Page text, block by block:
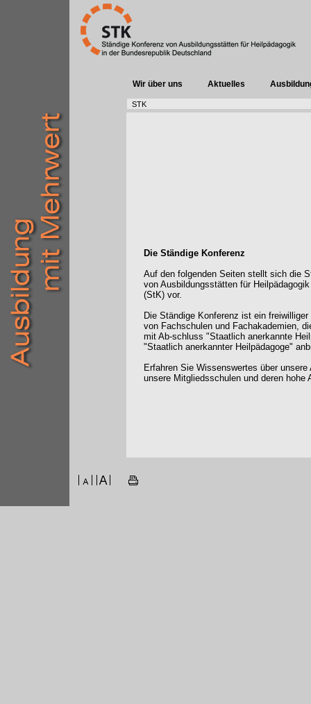
Wir über uns Aktuelles
STK
Die Ständige Konferenz
Auf den folgenden Seiten stellt sich die
von Ausbildungsstätten für
(StK) vor.
Die Ständige Konferenz ist ein
von Fachschulen und Fachakademien,
mit Ab-schluss "Staatlich anerkannte
"Staatlich anerkannter Heilpädagoge"
Erfahren Sie Wissenswertes über
unsere Mitgliedsschulen und deren hohe